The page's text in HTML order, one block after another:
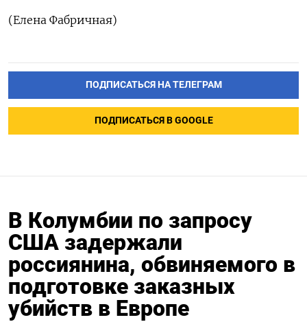
(Елена Фабричная)
ПОДПИСАТЬСЯ НА ТЕЛЕГРАМ
ПОДПИСАТЬСЯ В GOOGLE
В Колумбии по запросу
США задержали
россиянина, обвиняемого в
подготовке заказных
убийств в Европе